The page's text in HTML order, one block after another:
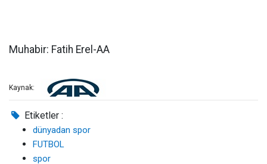
Muhabir: Fatih Erel-AA
Kaynak:
Etiketler :
dünyadan spor
FUTBOL
spor